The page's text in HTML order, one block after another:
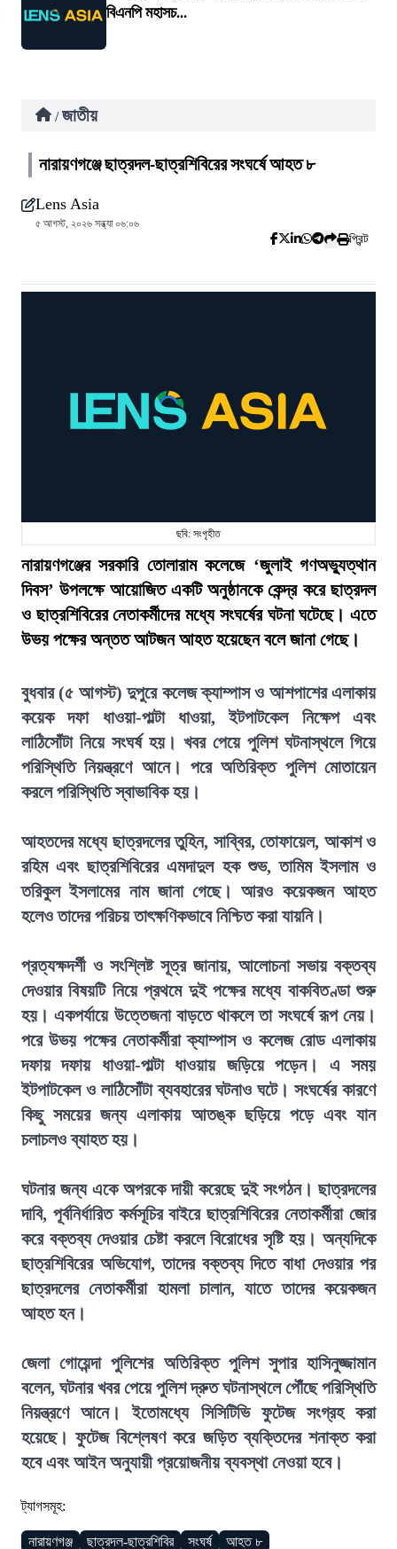
বিএনপি মহাসচ...
/ জাতীয়
নারায়ণগঞ্জে ছাত্রদল-ছাত্রশিবিরের সংঘর্ষে আহত ৮
Lens Asia
৫ আগস্ট, ২০২৬ সন্ধ্যা ০৬:০৬
প্রিন্ট
ছবি: সংগৃহীত
নারায়ণগঞ্জের সরকারি তোলারাম কলেজে ‘জুলাই গণঅভ্যুত্থান
দিবস’ উপলক্ষে আয়োজিত একটি অনুষ্ঠানকে কেন্দ্র করে ছাত্রদল
ও ছাত্রশিবিরের নেতাকর্মীদের মধ্যে সংঘর্ষের ঘটনা ঘটেছে। এতে
উভয় পক্ষের অন্তত আটজন আহত হয়েছেন বলে জানা গেছে।
বুধবার (৫ আগস্ট) দুপুরে কলেজ ক্যাম্পাস ও আশপাশের এলাকায়
কয়েক দফা ধাওয়া-পাল্টা ধাওয়া, ইটপাটকেল নিক্ষেপ এবং
লাঠিসোঁটা নিয়ে সংঘর্ষ হয়। খবর পেয়ে পুলিশ ঘটনাস্থলে গিয়ে
পরিস্থিতি নিয়ন্ত্রণে আনে। পরে অতিরিক্ত পুলিশ মোতায়েন
করলে পরিস্থিতি স্বাভাবিক হয়।
আহতদের মধ্যে ছাত্রদলের তুহিন, সাব্বির, তোফায়েল, আকাশ ও
রহিম এবং ছাত্রশিবিরের এমদাদুল হক শুভ, তামিম ইসলাম ও
তরিকুল ইসলামের নাম জানা গেছে। আরও কয়েকজন আহত
হলেও তাদের পরিচয় তাৎক্ষণিকভাবে নিশ্চিত করা যায়নি।
প্রত্যক্ষদর্শী ও সংশ্লিষ্ট সূত্র জানায়, আলোচনা সভায় বক্তব্য
দেওয়ার বিষয়টি নিয়ে প্রথমে দুই পক্ষের মধ্যে বাকবিতণ্ডা শুরু
হয়। একপর্যায়ে উত্তেজনা বাড়তে থাকলে তা সংঘর্ষে রূপ নেয়।
পরে উভয় পক্ষের নেতাকর্মীরা ক্যাম্পাস ও কলেজ রোড এলাকায়
দফায় দফায় ধাওয়া-পাল্টা ধাওয়ায় জড়িয়ে পড়েন। এ সময়
ইটপাটকেল ও লাঠিসোঁটা ব্যবহারের ঘটনাও ঘটে। সংঘর্ষের কারণে
কিছু সময়ের জন্য এলাকায় আতঙ্ক ছড়িয়ে পড়ে এবং যান
চলাচলও ব্যাহত হয়।
ঘটনার জন্য একে অপরকে দায়ী করেছে দুই সংগঠন। ছাত্রদলের
দাবি, পূর্বনির্ধারিত কর্মসূচির বাইরে ছাত্রশিবিরের নেতাকর্মীরা জোর
করে বক্তব্য দেওয়ার চেষ্টা করলে বিরোধের সৃষ্টি হয়। অন্যদিকে
ছাত্রশিবিরের অভিযোগ, তাদের বক্তব্য দিতে বাধা দেওয়ার পর
ছাত্রদলের নেতাকর্মীরা হামলা চালান, যাতে তাদের কয়েকজন
আহত হন।
জেলা গোয়েন্দা পুলিশের অতিরিক্ত পুলিশ সুপার হাসিনুজ্জামান
বলেন, ঘটনার খবর পেয়ে পুলিশ দ্রুত ঘটনাস্থলে পৌঁছে পরিস্থিতি
নিয়ন্ত্রণে আনে। ইতোমধ্যে সিসিটিভি ফুটেজ সংগ্রহ করা
হয়েছে। ফুটেজ বিশ্লেষণ করে জড়িত ব্যক্তিদের শনাক্ত করা
হবে এবং আইন অনুযায়ী প্রয়োজনীয় ব্যবস্থা নেওয়া হবে।
ট্যাগসমূহ:
নারায়ণগঞ্জ ছাত্রদল-ছাত্রশিবির সংঘর্ষ আহত ৮